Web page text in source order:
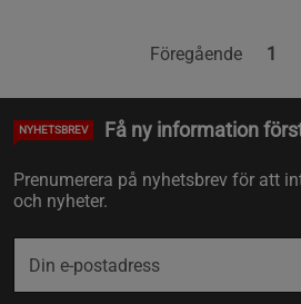
Föregående 1
NYHETSBREV Få ny information
Prenumerera på nyhetsbrev för att
och nyheter.